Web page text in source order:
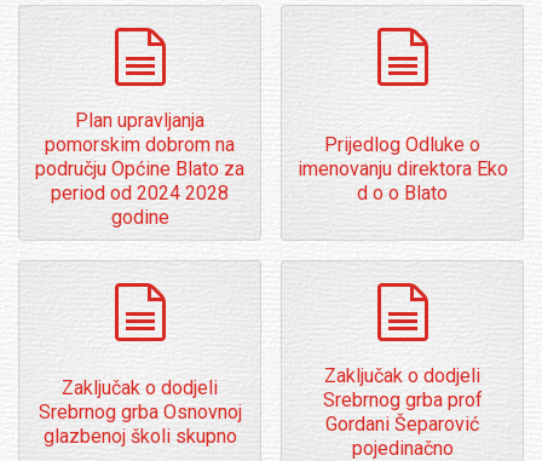
Plan upravljanja
pomorskim dobrom na
području Općine Blato za
period od 2024 2028
godine
Prijedlog Odluke o
imenovanju direktora Eko
d o o Blato
Zaključak o dodjeli
Srebrnog grba Osnovnoj
glazbenoj školi skupno
Zaključak o dodjeli
Srebrnog grba prof
Gordani Šeparović
pojedinačno